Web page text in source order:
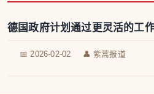
德国政府计划通过更灵活的工
📅 2026-02-02 👤 紫蒿报道